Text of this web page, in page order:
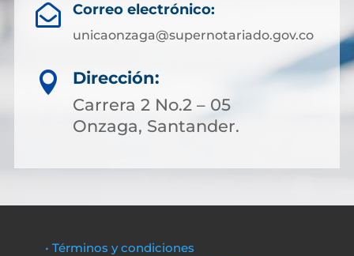
 Correo electrónico:
unicaonzaga@supernotariado.gov.co

Dirección:
Carrera 2 No.2 – 05
Onzaga, Santander.
• Términos y condiciones